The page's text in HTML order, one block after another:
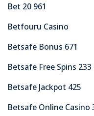
Bet 20 961
Betfouru Casino
Betsafe Bonus 671
Betsafe Free Spins 233
Betsafe Jackpot 425
Betsafe Online Casino